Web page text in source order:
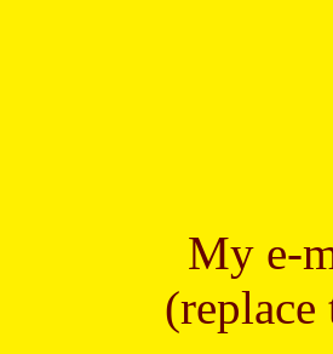
My e-